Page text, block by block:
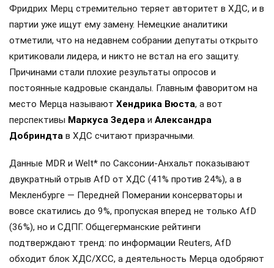
Фридрих Мерц стремительно теряет авторитет в ХДС, и в
партии уже ищут ему замену. Немецкие аналитики
отметили, что на недавнем собрании депутаты открыто
критиковали лидера, и никто не встал на его защиту.
Причинами стали плохие результаты опросов и
постоянные кадровые скандалы. Главным фаворитом на
место Мерца называют Хендрика Вюста, а вот
перспективы Маркуса Зедера и Александра
Добриндта в ХДС считают призрачными.
Данные MDR и Welt* по Саксонии-Анхальт показывают
двукратный отрыв AfD от ХДС (41% против 24%), а в
Мекленбурге — Передней Померании консерваторы и
вовсе скатились до 9%, пропуская вперед не только AfD
(36%), но и СДПГ. Общегерманские рейтинги
подтверждают тренд: по информации Reuters, AfD
обходит блок ХДС/ХСС, а деятельность Мерца одобряют